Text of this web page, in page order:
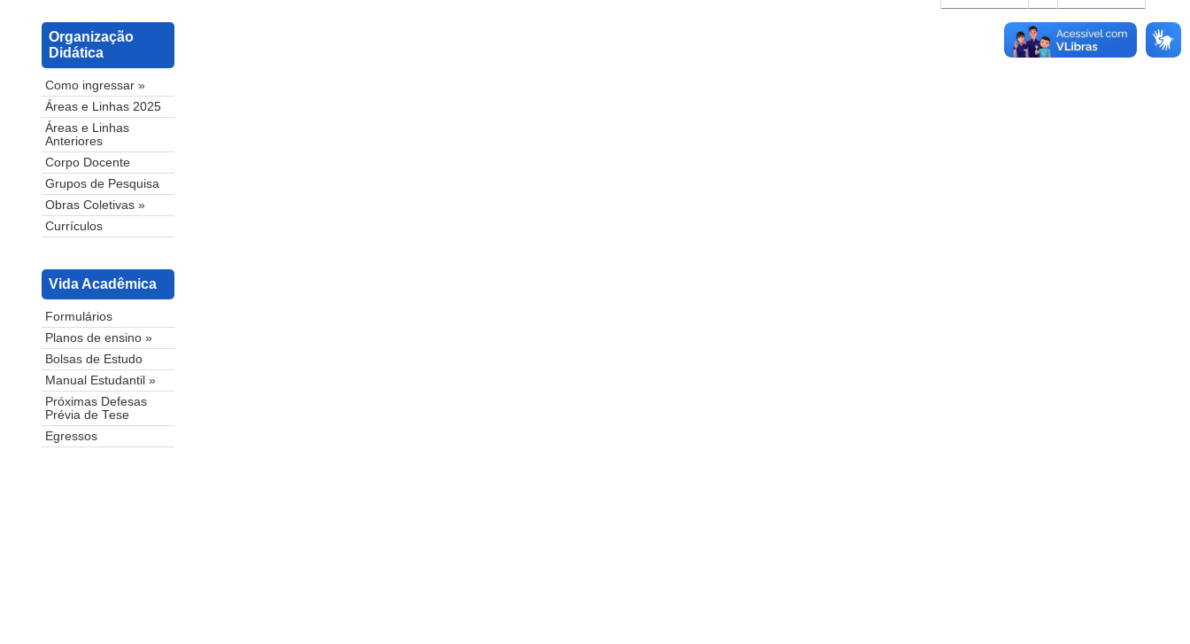
Organização
Didática
Como ingressar »
Áreas e Linhas 2025
Áreas e Linhas
Anteriores
Corpo Docente
Grupos de Pesquisa
Obras Coletivas »
Currículos
Vida Acadêmica
Formulários
Planos de ensino »
Bolsas de Estudo
Manual Estudantil »
Próximas Defesas
Prévia de Tese
Egressos